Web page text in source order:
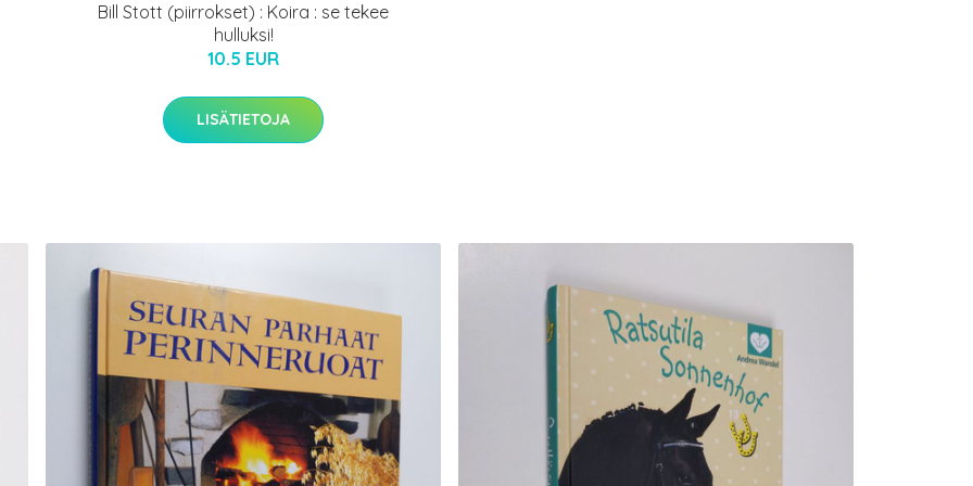
Bill Stott (piirrokset) : Koira : se tekee
hulluksi!
10.5 EUR
LISÄTIETOJA